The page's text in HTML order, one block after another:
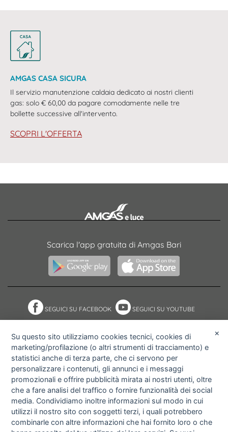
AMGAS CASA SICURA
Il servizio manutenzione caldaia dedicato ai nostri clienti
gas: solo € 60,00 da pagare comodamente nelle tre
bollette successive all'intervento.
SCOPRI L'OFFERTA
Scarica l'app gratuita di Amgas Bari
SEGUICI SU FACEBOOK SEGUICI SU YOUTUBE
NOTE ACCESSIBILITÀ
ACCESS KEY
MAPPA DEL SITO
PRIVACY POLICY
COOKIE POLICY
IMPOSTAZIONI PRIVACY E
COOKIE
Su questo sito utilizziamo cookies tecnici, cookies di
marketing/profilazione (o altri strumenti di tracciamento) e
statistici anche di terza parte, che ci servono per
personalizzare i contenuti, gli annunci e i messaggi
promozionali e offrire pubblicità mirata ai nostri utenti, oltre
che a fare analisi del traffico o fornire funzionalità dei social
media. Condividiamo inoltre informazioni sul modo in cui
utilizzi il nostro sito con soggetti terzi, i quali potrebbero
combinarle con altre informazioni che hai fornito loro o che
×